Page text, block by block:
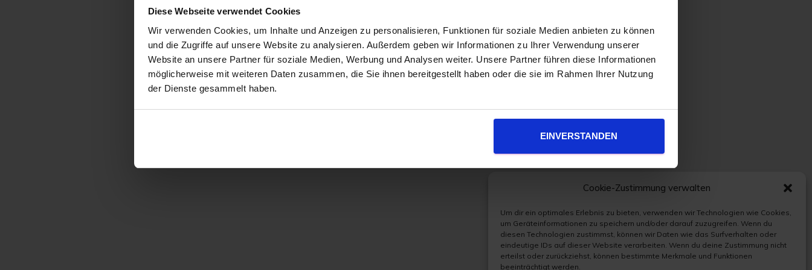
Cookie-Zustimmung verwalten
Um dir ein optimales Erlebnis zu bieten, verwenden wir Technologien wie Cookies,
um Geräteinformationen zu speichern und/oder darauf zuzugreifen. Wenn du
diesen Technologien zustimmst, können wir Daten wie das Surfverhalten oder
eindeutige IDs auf dieser Website verarbeiten. Wenn du deine Zustimmung nicht
erteilst oder zurückziehst, können bestimmte Merkmale und Funktionen
beeinträchtigt werden.
Diese Webseite verwendet Cookies
Wir verwenden Cookies, um Inhalte und Anzeigen zu personalisieren, Funktionen für soziale Medien anbieten zu können
und die Zugriffe auf unsere Website zu analysieren. Außerdem geben wir Informationen zu Ihrer Verwendung unserer
Website an unsere Partner für soziale Medien, Werbung und Analysen weiter. Unsere Partner führen diese Informationen
möglicherweise mit weiteren Daten zusammen, die Sie ihnen bereitgestellt haben oder die sie im Rahmen Ihrer Nutzung
der Dienste gesammelt haben.
EINVERSTANDEN